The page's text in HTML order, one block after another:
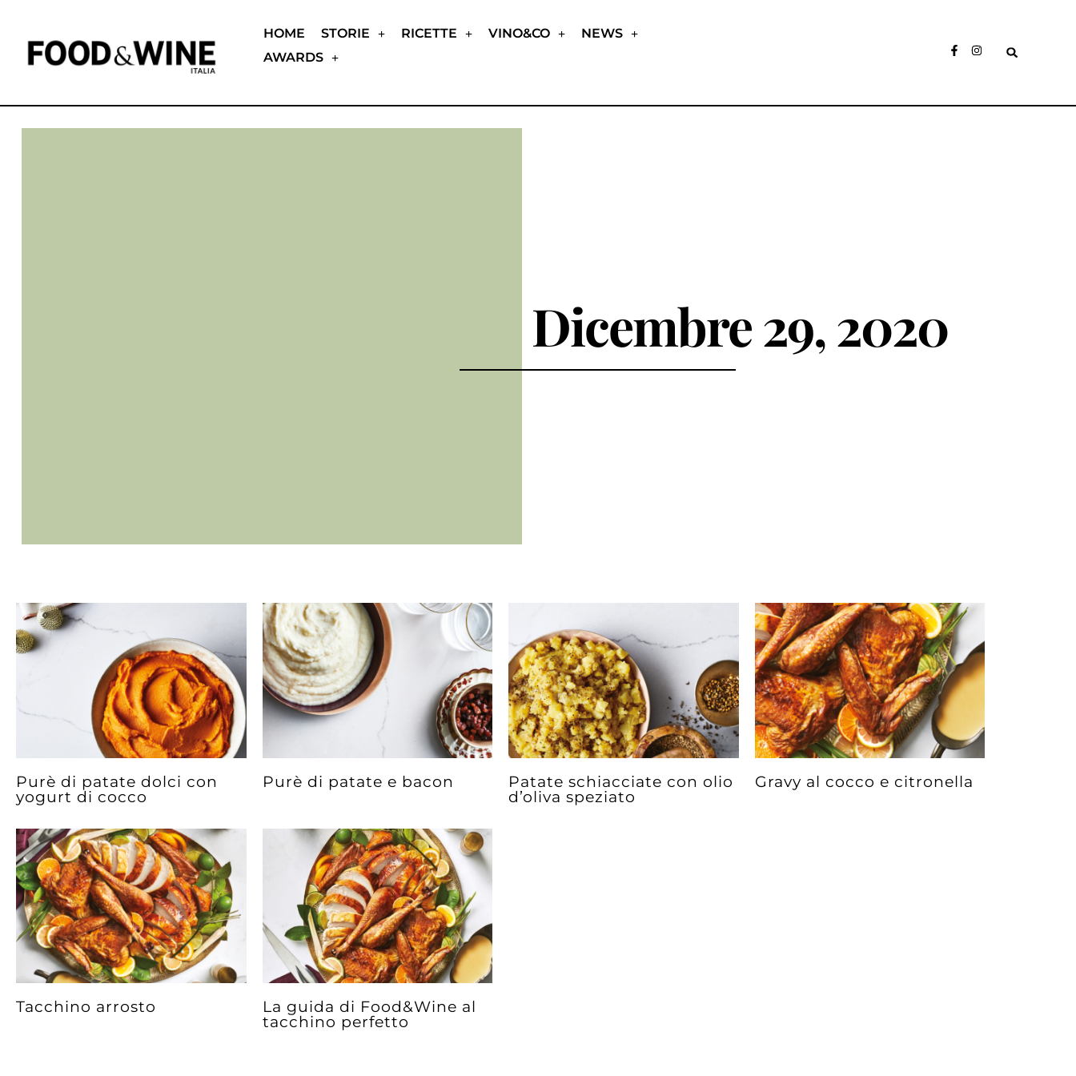
HOME STORIE RICETTE VINO&CO
NEWS
AWARDS
Dicembre 29, 2020
Purè di patate dolci con
yogurt di cocco
Purè di patate e bacon Patate schiacciate con olio
d’oliva speziato
Gravy al cocco e citronella
Tacchino arrosto La guida di Food&Wine al
tacchino perfetto